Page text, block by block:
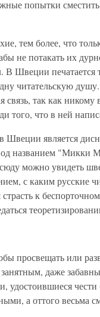
попытки сместить
тем более, что
не потакать их
В Швеции печатается
читательскую
связь, так как
того, что в ней
является
названием "Микки
можно увидеть
с каким русские
к
просвещать или
даже
удостоившиеся
а оттого весьма